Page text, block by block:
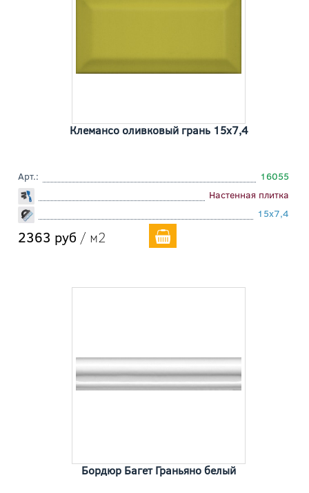
Клемансо оливковый грань 15x7,4
Арт.:
16055
Настенная плитка
15x7,4
2363 руб / м2
Бордюр Багет Граньяно белый